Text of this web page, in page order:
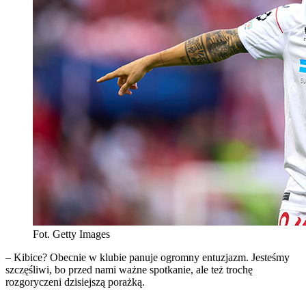
Fot. Getty Images
– Kibice? Obecnie w klubie panuje ogromny entuzjazm. Jesteśmy
szczęśliwi, bo przed nami ważne spotkanie, ale też trochę
rozgoryczeni dzisiejszą porażką.